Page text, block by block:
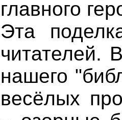
главного
Эта
читателей.
нашего
весёлых